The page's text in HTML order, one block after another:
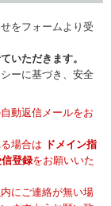
をフォームより受
いただきます。
ーに基づき、安全
動返信メールをお
場合は
ドメイン指
登録をお願いいた
にご連絡が無い場